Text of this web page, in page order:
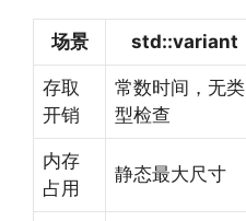
场景 std::variant
存取
开销
常数时间，无类
型检查
内存
占用
静态最大尺寸